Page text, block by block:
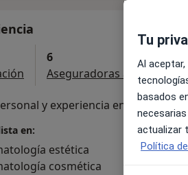
6
Aseguradoras aceptadas
y experiencia en el cuidado
en:
estética
cosmética
Tu
Al
basados
actualizar
Política